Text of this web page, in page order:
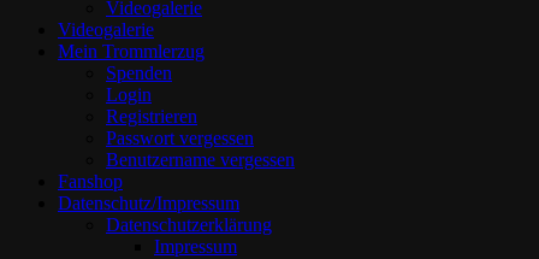
Videogalerie
Videogalerie
Mein Trommlerzug
Spenden
Login
Registrieren
Passwort vergessen
Benutzername vergessen
Fanshop
Datenschutz/Impressum
Datenschutzerklärung
Impressum